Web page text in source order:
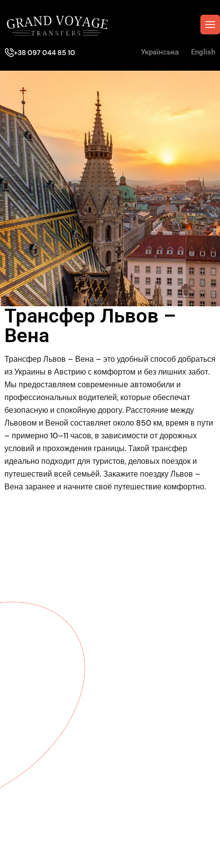
+38 097 044 85 10 Українська English
Трансфер Львов –
Вена
Трансфер Львов – Вена – это удобный способ добраться
из Украины в Австрию с комфортом и без лишних забот.
Мы предоставляем современные автомобили и
профессиональных водителей, которые обеспечат
безопасную и спокойную дорогу. Расстояние между
Львовом и Веной составляет около 850 км, время в пути
– примерно 10–11 часов, в зависимости от дорожных
условий и прохождения границы. Такой трансфер
идеально подходит для туристов, деловых поездок и
путешествий всей семьёй. Закажите поездку Львов –
Вена заранее и начните своё путешествие комфортно.